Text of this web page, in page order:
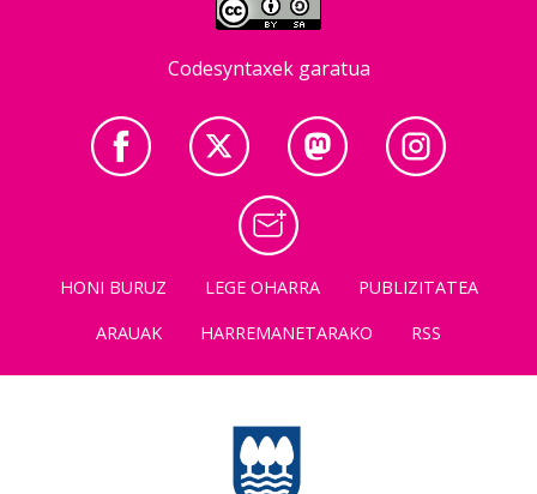
Codesyntaxek garatua
HONI BURUZ LEGE OHARRA
PUBLIZITATEA
ARAUAK
HARREMANETARAKO RSS